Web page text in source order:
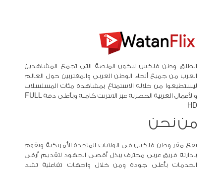
انطلق وطن فلكس ليكون المنصة التي تجمع المشاهدين
العرب من جميع أنحاء الوطن العربي والمغتربين حول العالم
ليستطيعوا من خلاله الاستمتاع بمشاهدة مئات المسلسلات
والأعمال العربية الحصرية عبر الانترنت كاملة وبأعلى دقة FULL
HD
من نحن
يقع مقر وطن فلكس في الولايات المتحدة الأمريكية ويقوم
بادارته فريق عربي محترف يبذل أقصى الجهود لتقديم أرقى
الخدمات بأعلى جودة ومن خلال واجهات تفاعلية تشد